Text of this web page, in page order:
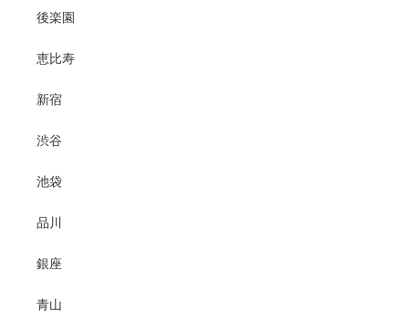
後楽園
恵比寿
新宿
渋谷
池袋
品川
銀座
青山